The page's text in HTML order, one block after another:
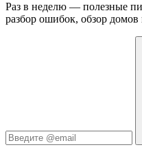
Раз в неделю — полезные
разбор ошибок, обзор домов